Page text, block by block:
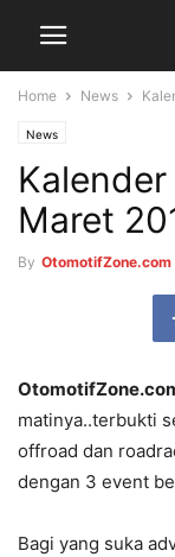
Home News
News
Maret
By OtomotifZone.com
matinya..terbukti
offroad dan
dengan 3 event
Bagi yang suka